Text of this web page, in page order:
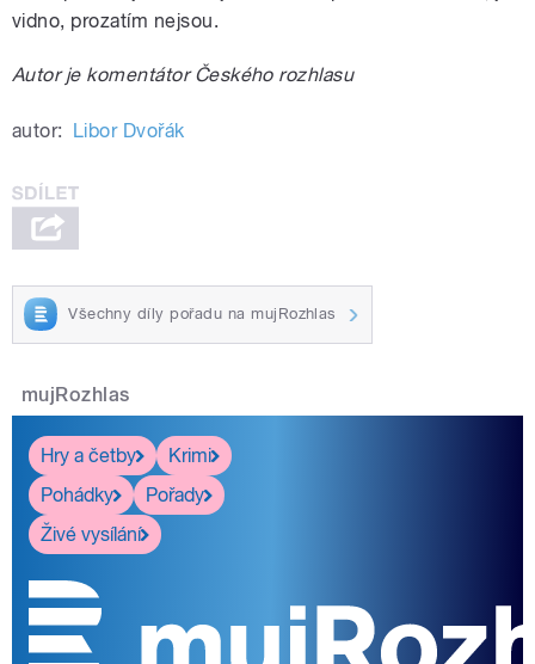
vidno, prozatím nejsou.
Autor je komentátor Českého rozhlasu
autor: Libor Dvořák
Všechny díly pořadu na mujRozhlas
mujRozhlas
Hry a četby
Krimi
Pohádky
Pořady
Živé vysílání